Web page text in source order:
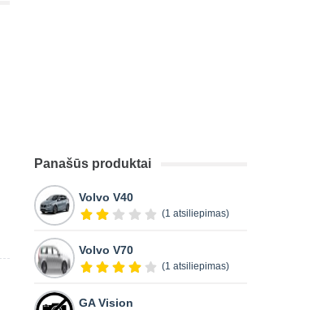
Panašūs produktai
Volvo V40
(1 atsiliepimas)
Volvo V70
(1 atsiliepimas)
GA Vision